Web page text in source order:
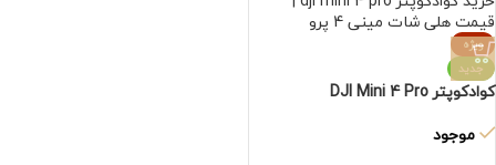
ویژه
جدید
کوادکوپتر DJI Mini 4 Pro
موجود